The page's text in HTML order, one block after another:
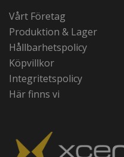
Vårt Företag
Produktion & Lager
Hållbarhetspolicy
Köpvillkor
Integritetspolicy
Här finns vi